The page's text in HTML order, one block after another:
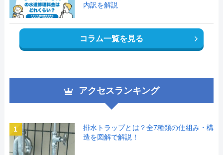
内訳を解説
コラム一覧を見る
アクセスランキング
1
排水トラップとは？全7種類の仕組み・構
造を図解で解説！